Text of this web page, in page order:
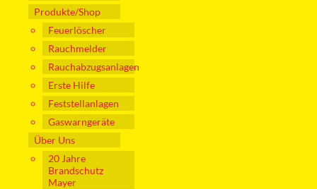
Produkte/Shop
Feuerlöscher
Rauchmelder
Rauchabzugsanlagen
Erste Hilfe
Feststellanlagen
Gaswarngeräte
Über Uns
20 Jahre
Brandschutz
Mayer